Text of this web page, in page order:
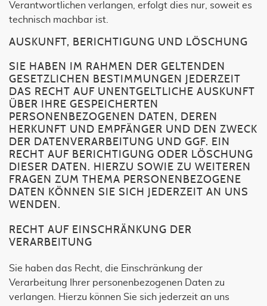
Verantwortlichen verlangen, erfolgt dies nur, soweit es
technisch machbar ist.
AUSKUNFT, BERICHTIGUNG UND LÖSCHUNG
SIE HABEN IM RAHMEN DER GELTENDEN
GESETZLICHEN BESTIMMUNGEN JEDERZEIT
DAS RECHT AUF UNENTGELTLICHE AUSKUNFT
ÜBER IHRE GESPEICHERTEN
PERSONENBEZOGENEN DATEN, DEREN
HERKUNFT UND EMPFÄNGER UND DEN ZWECK
DER DATENVERARBEITUNG UND GGF. EIN
RECHT AUF BERICHTIGUNG ODER LÖSCHUNG
DIESER DATEN. HIERZU SOWIE ZU WEITEREN
FRAGEN ZUM THEMA PERSONENBEZOGENE
DATEN KÖNNEN SIE SICH JEDERZEIT AN UNS
WENDEN.
RECHT AUF EINSCHRÄNKUNG DER
VERARBEITUNG
Sie haben das Recht, die Einschränkung der
Verarbeitung Ihrer personenbezogenen Daten zu
verlangen. Hierzu können Sie sich jederzeit an uns